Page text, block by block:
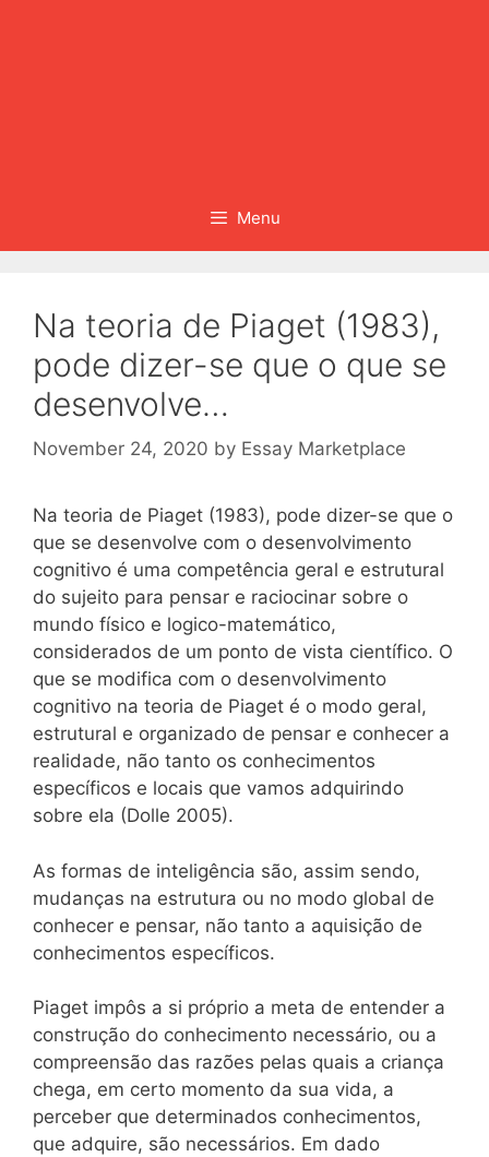
Menu
Na teoria de Piaget (1983),
pode dizer-se que o que se
desenvolve…
November 24, 2020 by Essay Marketplace
Na teoria de Piaget (1983), pode dizer-se que o
que se desenvolve com o desenvolvimento
cognitivo é uma competência geral e estrutural
do sujeito para pensar e raciocinar sobre o
mundo físico e logico-matemático,
considerados de um ponto de vista científico. O
que se modifica com o desenvolvimento
cognitivo na teoria de Piaget é o modo geral,
estrutural e organizado de pensar e conhecer a
realidade, não tanto os conhecimentos
específicos e locais que vamos adquirindo
sobre ela (Dolle 2005).
As formas de inteligência são, assim sendo,
mudanças na estrutura ou no modo global de
conhecer e pensar, não tanto a aquisição de
conhecimentos específicos.
Piaget impôs a si próprio a meta de entender a
construção do conhecimento necessário, ou a
compreensão das razões pelas quais a criança
chega, em certo momento da sua vida, a
perceber que determinados conhecimentos,
que adquire, são necessários. Em dado